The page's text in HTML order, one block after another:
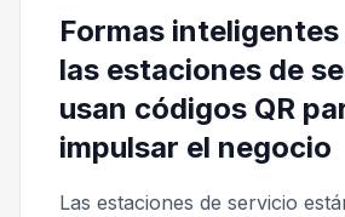
Formas inteligentes
las estaciones de
usan códigos QR
impulsar el negocio
Las estaciones de servicio